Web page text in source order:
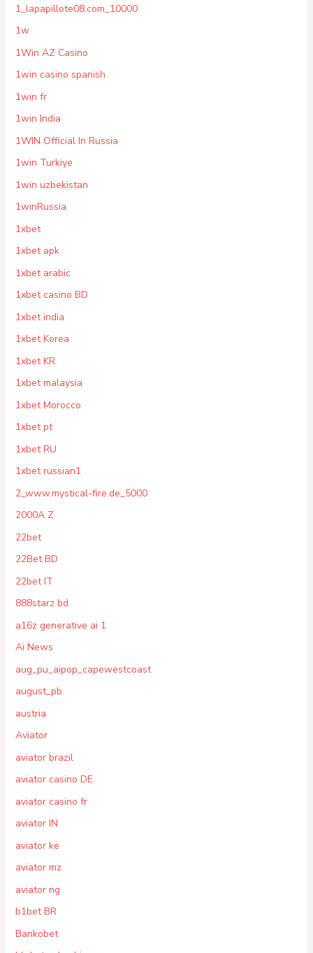
1_lapapillote08.com_10000
1w
1Win AZ Casino
1win casino spanish
1win fr
1win India
1WIN Official In Russia
1win Turkiye
1win uzbekistan
1winRussia
1xbet
1xbet apk
1xbet arabic
1xbet casino BD
1xbet india
1xbet Korea
1xbet KR
1xbet malaysia
1xbet Morocco
1xbet pt
1xbet RU
1xbet russian1
2_www.mystical-fire.de_5000
2000A Z
22bet
22Bet BD
22bet IT
888starz bd
a16z generative ai 1
Ai News
aug_pu_aipop_capewestcoast
august_pb
austria
Aviator
aviator brazil
aviator casino DE
aviator casino fr
aviator IN
aviator ke
aviator mz
aviator ng
b1bet BR
Bankobet